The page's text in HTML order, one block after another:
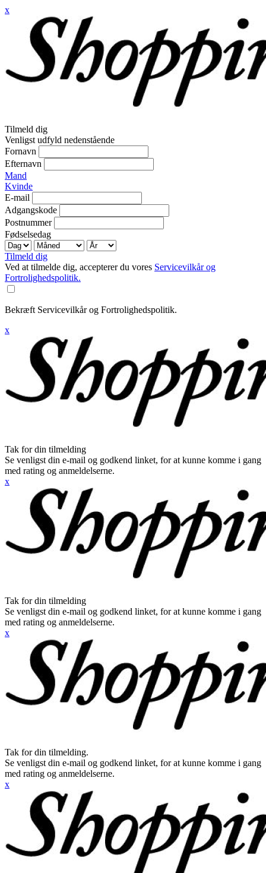
x
Tilmeld dig
Venligst udfyld nedenstående
Fornavn
Efternavn
Mand
Kvinde
E-mail
Adgangskode
Postnummer
Fødselsedag
Tilmeld dig
Ved at tilmelde dig, accepterer du vores Servicevilkår og
Fortrolighedspolitik.
Bekræft Servicevilkår og Fortrolighedspolitik.
x
Tak for din tilmelding
Se venligst din e-mail og godkend linket, for at kunne komme i gang
med rating og anmeldelserne.
x
Tak for din tilmelding
Se venligst din e-mail og godkend linket, for at kunne komme i gang
med rating og anmeldelserne.
x
Tak for din tilmelding.
Se venligst din e-mail og godkend linket, for at kunne komme i gang
med rating og anmeldelserne.
x